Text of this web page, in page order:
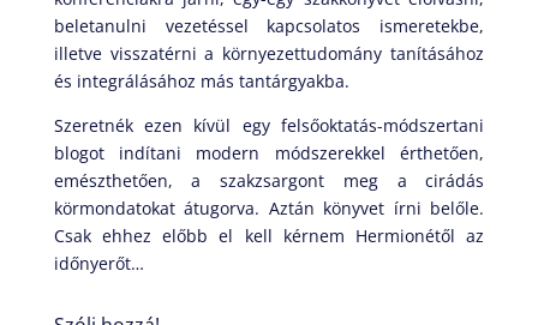
beletanulni vezetéssel kapcsolatos ismeretekbe,
illetve visszatérni a környezettudomány tanításához
és integrálásához más tantárgyakba.
Szeretnék ezen kívül egy felsőoktatás-módszertani
blogot indítani modern módszerekkel érthetően,
emészthetően, a szakzsargont meg a cirádás
körmondatokat átugorva. Aztán könyvet írni belőle.
Csak ehhez előbb el kell kérnem Hermionétől az
időnyerőt…